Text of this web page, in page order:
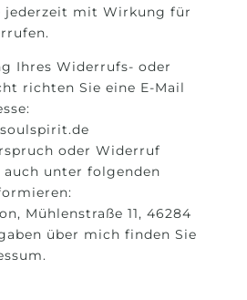
jederzeit mit Wirkung für
Ihres Widerrufs- oder
richten Sie eine E-Mail
oder Widerruf
auch unter folgenden
Mühlenstraße 11, 46284
über mich finden Sie